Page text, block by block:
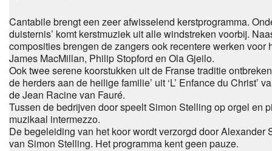
Cantabile brengt een zeer afwisselend kerstprogramma.
duisternis’ komt kerstmuziek uit alle windstreken voorbij.
composities brengen de zangers ook recentere werken voor
James MacMillan, Philip Stopford en Ola Gjeilo.
Ook twee serene koorstukken uit de Franse traditie
de herders aan de heilige familie’ uit ‘L’ Enfance du Christ’
de Jean Racine van Fauré.
Tussen de bedrijven door speelt Simon Stelling op orgel en
muzikaal intermezzo.
De begeleiding van het koor wordt verzorgd door Alexander
van Simon Stelling. Het programma kent geen pauze.